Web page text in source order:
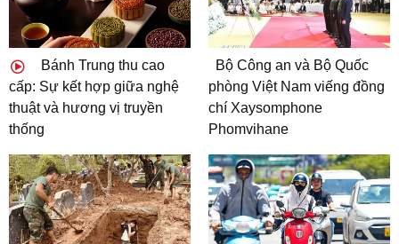
Bánh Trung thu cao
cấp: Sự kết hợp giữa nghệ
thuật và hương vị truyền
thống
Bộ Công an và Bộ Quốc
phòng Việt Nam viếng đồng
chí Xaysomphone
Phomvihane